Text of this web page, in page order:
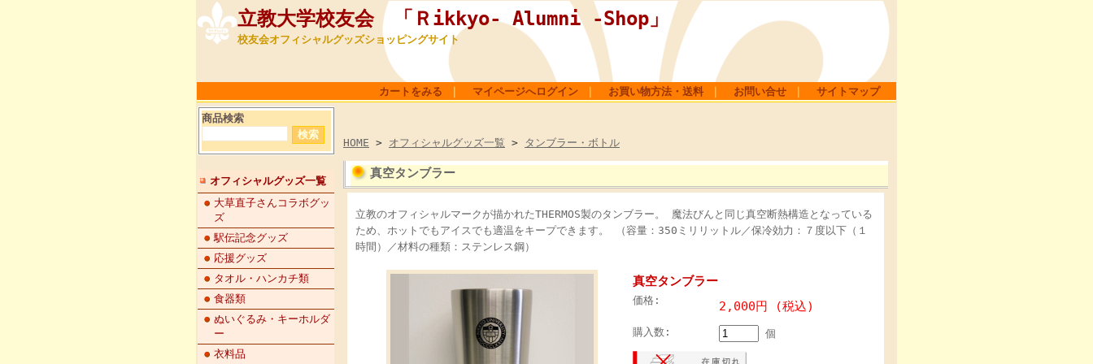
立教大学校友会 「Ｒikkyo- Alumni -Shop」
校友会オフィシャルグッズショッピングサイト
カートをみる マイページへログイン お買い物方法・送料 お問い合せ サイトマップ
商品検索
オフィシャルグッズ一覧
大草直子さんコラボグッ
ズ
駅伝記念グッズ
応援グッズ
タオル・ハンカチ類
食器類
ぬいぐるみ・キーホルダ
ー
衣料品
HOME > オフィシャルグッズ一覧 > タンブラー・ボトル
真空タンブラー
立教のオフィシャルマークが描かれたTHERMOS製のタンブラー。 魔法びんと同じ真空断熱構造となっている
ため、ホットでもアイスでも適温をキープできます。 （容量：350ミリリットル／保冷効力：７度以下（１
時間）／材料の種類：ステンレス鋼）
真空タンブラー
価格: 2,000円 (税込)
購入数: 個